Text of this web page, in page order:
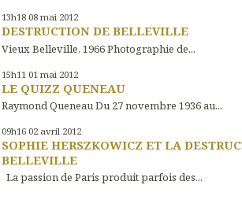
13h18 08 mai 2012
DESTRUCTION DE BELLEVILLE
Vieux Belleville, 1966 Photographie de...
15h11 01 mai 2012
LE QUIZZ QUENEAU
Raymond Queneau Du 27 novembre 1936 au...
09h16 02 avril 2012
SOPHIE HERSZKOWICZ ET LA
BELLEVILLE
La passion de Paris produit parfois des...